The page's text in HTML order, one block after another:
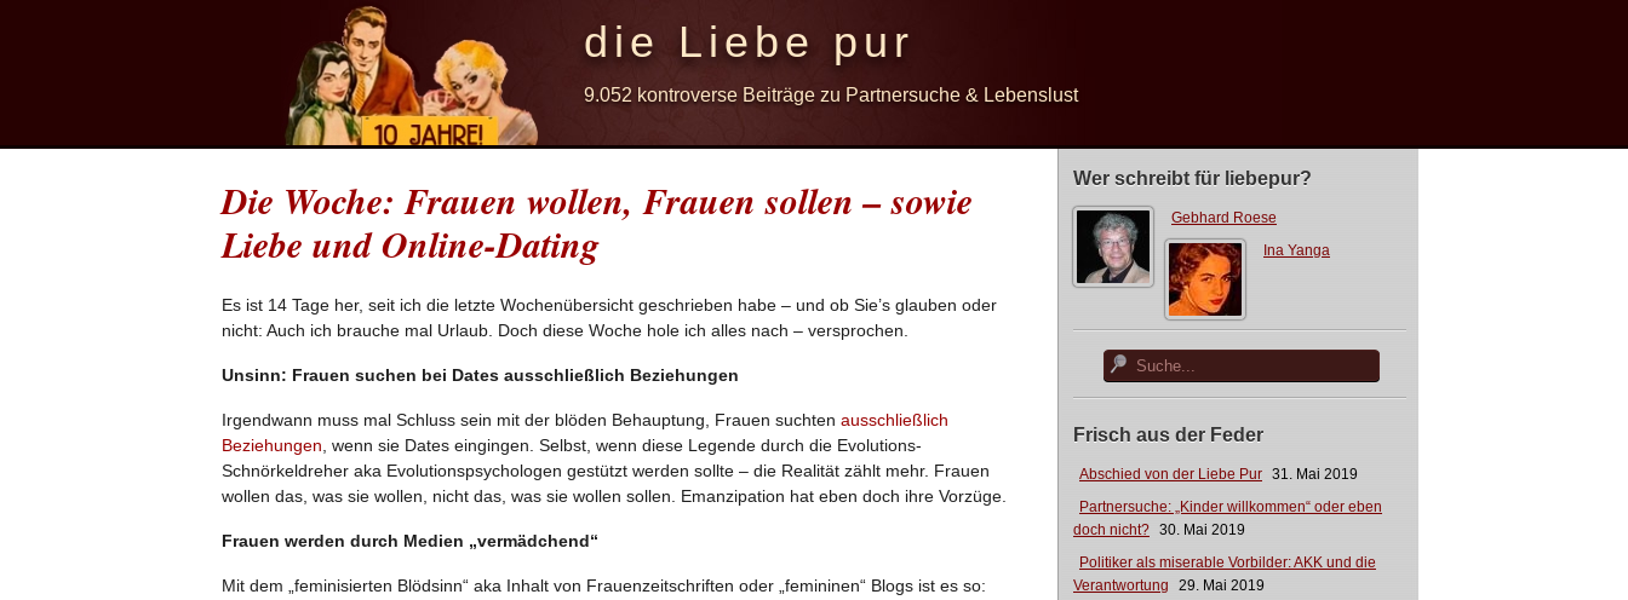
die Liebe pur
9.052 kontroverse Beiträge zu Partnersuche & Lebenslust
Wer schreibt für liebepur?
Gebhard Roese
Ina Yanga
Frisch aus der Feder
Abschied von der Liebe Pur 31. Mai 2019
Partnersuche: „Kinder willkommen“ oder eben
doch nicht? 30. Mai 2019
Politiker als miserable Vorbilder: AKK und die
Verantwortung
29. Mai 2019
Die Woche: Frauen wollen, Frauen sollen – sowie
Liebe und Online-Dating
Es ist 14 Tage her, seit ich die letzte Wochenübersicht geschrieben habe – und ob Sie’s glauben oder
nicht: Auch ich brauche mal Urlaub. Doch diese Woche hole ich alles nach – versprochen.
Unsinn: Frauen suchen bei Dates ausschließlich Beziehungen
Irgendwann muss mal Schluss sein mit der blöden Behauptung, Frauen suchten ausschließlich
Beziehungen , wenn sie Dates eingingen. Selbst, wenn diese Legende durch die Evolutions-
Schnörkeldreher aka Evolutionspsychologen gestützt werden sollte – die Realität zählt mehr. Frauen
wollen das, was sie wollen, nicht das, was sie wollen sollen. Emanzipation hat eben doch ihre Vorzüge.
Frauen werden durch Medien „vermädchend“
Mit dem „feminisierten Blödsinn“ aka Inhalt von Frauenzeitschriften oder „femininen“ Blogs ist es so: